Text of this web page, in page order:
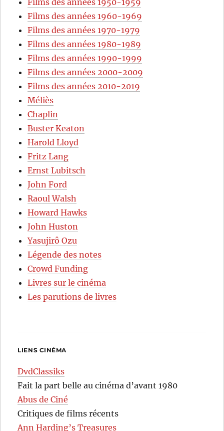
Films des années 1950-1959
Films des années 1960-1969
Films des années 1970-1979
Films des années 1980-1989
Films des années 1990-1999
Films des années 2000-2009
Films des années 2010-2019
Méliès
Chaplin
Buster Keaton
Harold Lloyd
Fritz Lang
Ernst Lubitsch
John Ford
Raoul Walsh
Howard Hawks
John Huston
Yasujirô Ozu
Légende des notes
Crowd Funding
Livres sur le cinéma
Les parutions de livres
LIENS CINÉMA
DvdClassiks
Fait la part belle au cinéma d’avant 1980
Abus de Ciné
Critiques de films récents
Ann Harding’s Treasures